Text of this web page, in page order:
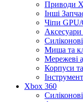
Приводи
Інші
Чіпи
Миша та
Мережеві
Корпуси
Xbox 360